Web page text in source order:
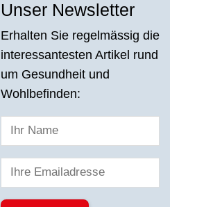
Unser Newsletter
Erhalten Sie regelmässig die
interessantesten Artikel rund
um Gesundheit und
Wohlbefinden: